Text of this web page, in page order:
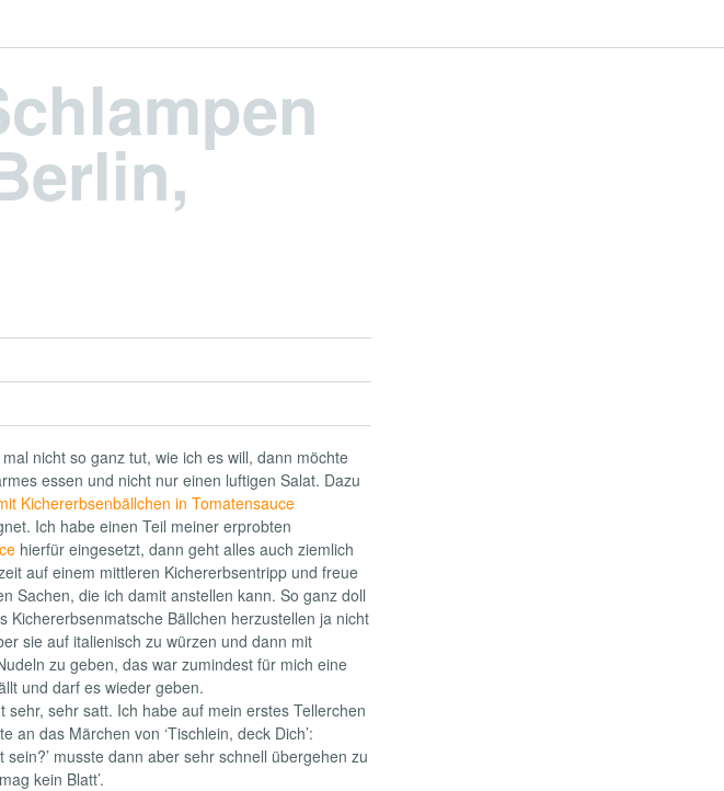
nicht so ganz tut, wie ich es will, dann möchte
essen und nicht nur einen luftigen Salat. Dazu
Kichererbsenbällchen in Tomatensauce
Ich habe einen Teil meiner erprobten
hierfür eingesetzt, dann geht alles auch ziemlich
auf einem mittleren Kichererbsentripp und freue
Sachen, die ich damit anstellen kann. So ganz doll
Kichererbsenmatsche Bällchen herzustellen ja nicht
sie auf italienisch zu würzen und dann mit
zu geben, das war zumindest für mich eine
und darf es wieder geben.
sehr, sehr satt. Ich habe auf mein erstes Tellerchen
an das Märchen von ‘Tischlein, deck Dich’:
sein?’ musste dann aber sehr schnell übergehen zu
kein Blatt’.